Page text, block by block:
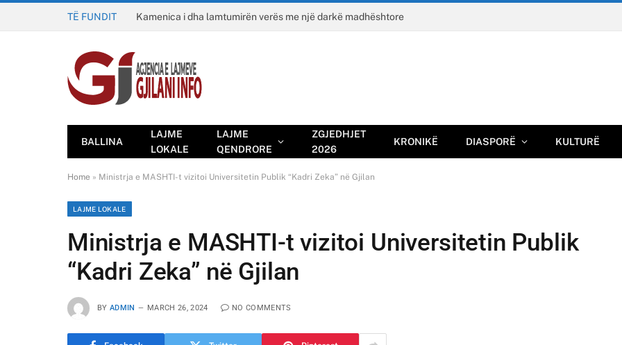
TË FUNDIT Kamenica i dha lamtumirën verës me një darkë madhështore
BALLINA
LAJME
LOKALE
LAJME
QENDRORE
ZGJEDHJET
2026
KRONIKË DIASPORË KULTURË
Home » Ministrja e MASHTI-t vizitoi Universitetin Publik “Kadri Zeka” në Gjilan
LAJME LOKALE
Ministrja e MASHTI-t vizitoi Universitetin Publik
“Kadri Zeka” në Gjilan
BY ADMIN MARCH 26, 2024 NO COMMENTS